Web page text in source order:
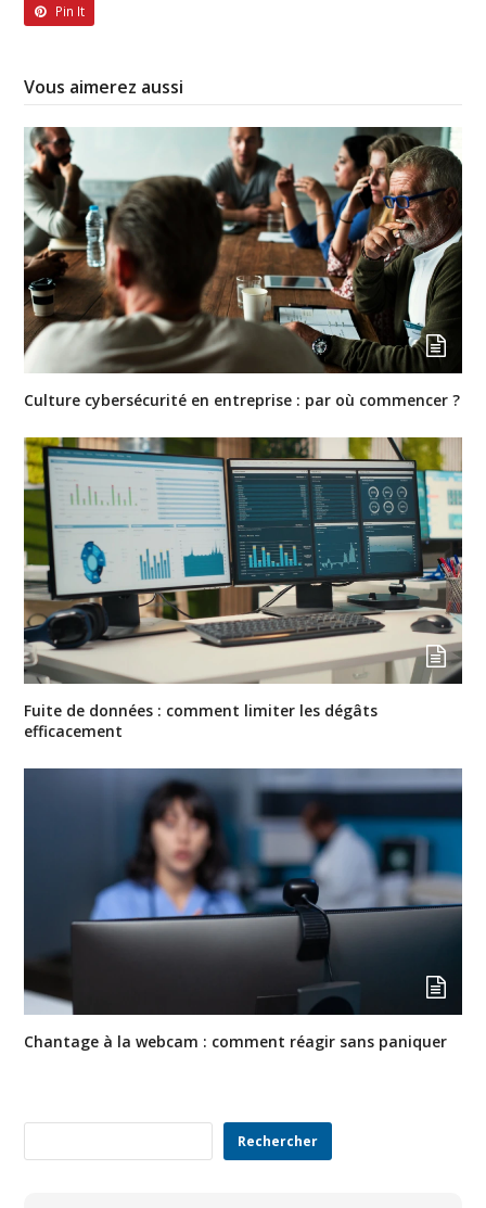
Pin It
Vous aimerez aussi
Culture cybersécurité en entreprise : par où commencer ?
Fuite de données : comment limiter les dégâts
efficacement
Chantage à la webcam : comment réagir sans paniquer
Rechercher